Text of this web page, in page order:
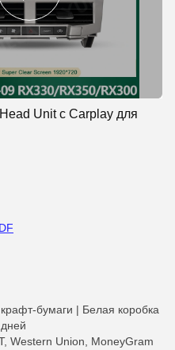
Unit с Carplay для
бумаги | Белая коробка
Western Union, MoneyGram